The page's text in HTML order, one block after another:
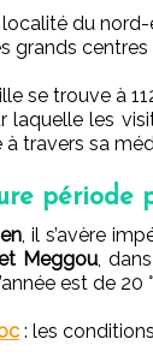
du
grands
se trouve à
laquelle les
à travers sa
période
, il s’avère
Meggou,
est de
: les